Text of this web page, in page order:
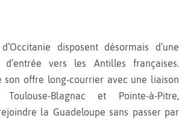
vers les Antilles françaises.
son offre long-courrier avec une liaison
Blagnac et Pointe-à-Pitre,
la Guadeloupe sans passer par